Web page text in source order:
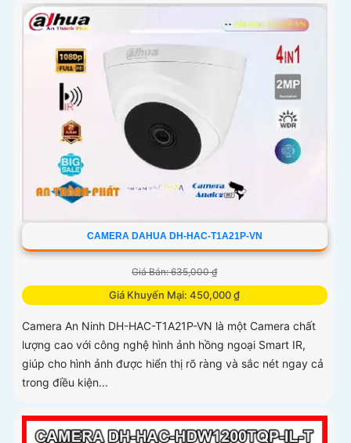
CAMERA DAHUA DH-HAC-T1A21P-VN
Giá Bán: 635,000 ₫
Giá Khuyến Mại: 450,000 ₫
Camera An Ninh DH-HAC-T1A21P-VN là một Camera chất
lượng cao với công nghệ hình ảnh hồng ngoại Smart IR,
giúp cho hình ảnh được hiển thị rõ ràng và sắc nét ngay cả
trong điều kiện...